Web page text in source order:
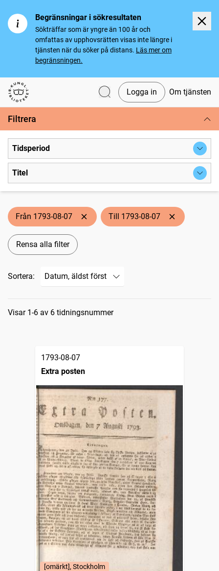
Begränsningar i sökresultaten
Sökträffar som är yngre än 100 år och
omfattas av upphovsrätten visas inte längre i
tjänsten när du söker på distans. Läs mer om
begränsningen.
Svenska tidningar
Logga in Om tjänsten
Filtrera
Tidsperiod
Titel
Från 1793-08-07 Till 1793-08-07
Rensa alla filter
Sortera:
Sökresultat
Visar 1-6 av 6 tidningsnummer
1793-08-07
Extra posten
[omärkt], Stockholm